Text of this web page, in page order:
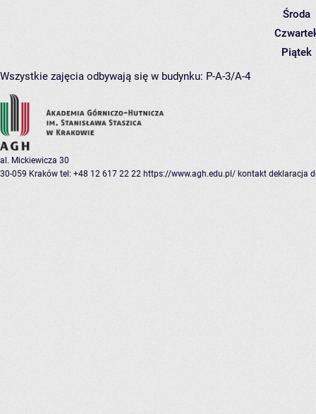
Środa
Piątek
Wszystkie zajęcia odbywają się w budynku: P-A-3/A-4
al. Mickiewicza 30
30-059 Kraków tel: +48 12 617 22 22 https://www.agh.edu.pl/ kontakt deklaracja